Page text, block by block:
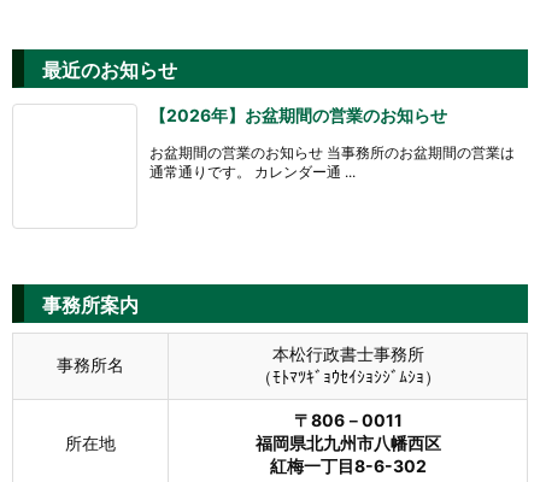
最近のお知らせ
【2026年】お盆期間の営業のお知らせ
お盆期間の営業のお知らせ 当事務所のお盆期間の営業は
通常通りです。 カレンダー通 ...
事務所案内
事務所名
本松行政書士事務所
（ﾓﾄﾏﾂｷﾞｮｳｾｲｼｮｼｼﾞﾑｼｮ）
所在地
〒806－0011
福岡県北九州市八幡西区
紅梅一丁目8-6-302